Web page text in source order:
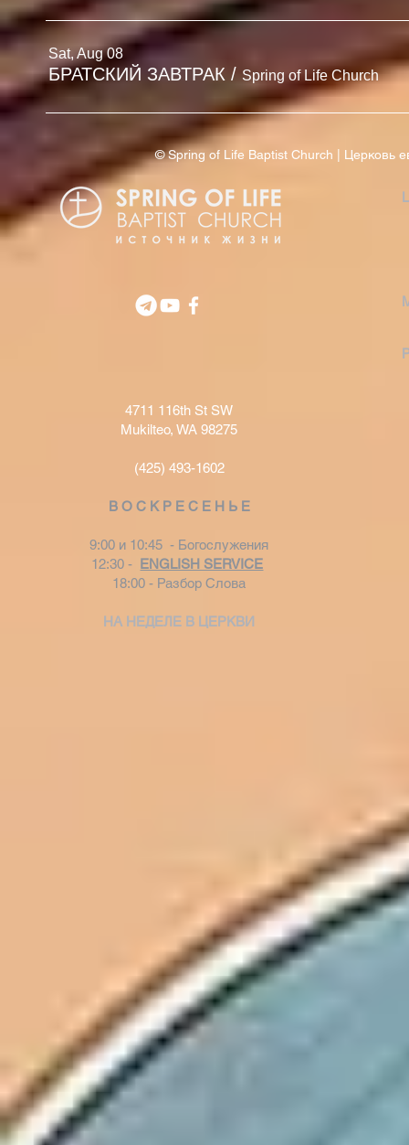
Sat, Aug 08
БРАТСКИЙ ЗАВТРАК / Spring of Life Church
© Spring of Life Baptist Church | Церковь
4711 116th St SW
Mukilteo, WA 98275
(425) 493-1602
В О С К Р Е С Е Н Ь Е
9:00 и 10:45 - Богослужения
12:30 - ENGLISH SERVICE
18:00 - Разбор Слова
НА НЕДЕЛЕ В ЦЕРКВИ